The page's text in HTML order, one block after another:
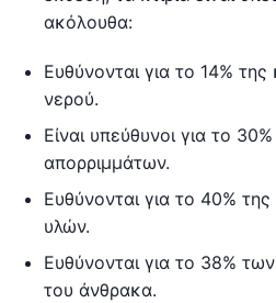
ακόλουθα:
Ευθύνονται για το 14%
νερού.
Είναι υπεύθυνοι για το
απορριμμάτων.
Ευθύνονται για το 40%
υλών.
Ευθύνονται για το 38%
του άνθρακα.